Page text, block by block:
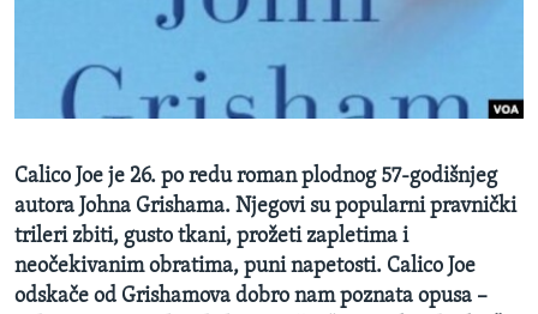
O GLASU AMERIKE
PRATITE NAS
Jezici
Calico Joe je 26. po redu roman plodnog 57-godišnjeg
autora Johna Grishama. Njegovi su popularni pravnički
trileri zbiti, gusto tkani, prožeti zapletima i
neočekivanim obratima, puni napetosti. Calico Joe
odskače od Grishamova dobro nam poznata opusa –